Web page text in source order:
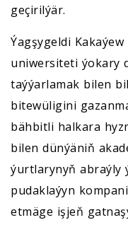
geçirilýär.
Ýagşygeldi
uniwersiteti ýokary
taýýarlamak bilen
bitewüligini
bähbitli halkara
bilen dünýäniň
ýurtlarynyň abraýly
pudaklaýyn
etmäge işjeň